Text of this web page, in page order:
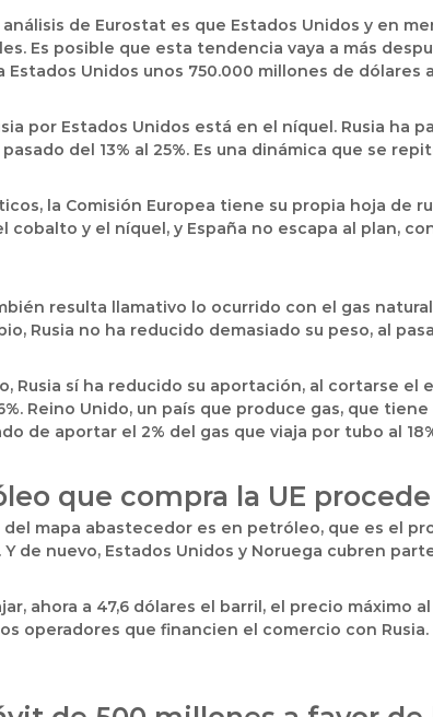
de Eurostat es que Estados Unidos y en
Es posible que esta tendencia vaya a más
Estados Unidos unos 750.000 millones de
por Estados Unidos está en el níquel. Rusia ha
del 13% al 25%. Es una dinámica que se
la Comisión Europea tiene su propia hoja
cobalto y el níquel, y España no escapa al plan,
resulta llamativo lo ocurrido con el gas
Rusia no ha reducido demasiado su peso, al
Rusia sí ha reducido su aportación, al cortarse el
Reino Unido, un país que produce gas, que
de aportar el 2% del gas que viaja por tubo al
que compra la UE
del mapa abastecedor es en petróleo, que es el
de nuevo, Estados Unidos y Noruega cubren
ahora a 47,6 dólares el barril, el precio
operadores que financien el comercio con